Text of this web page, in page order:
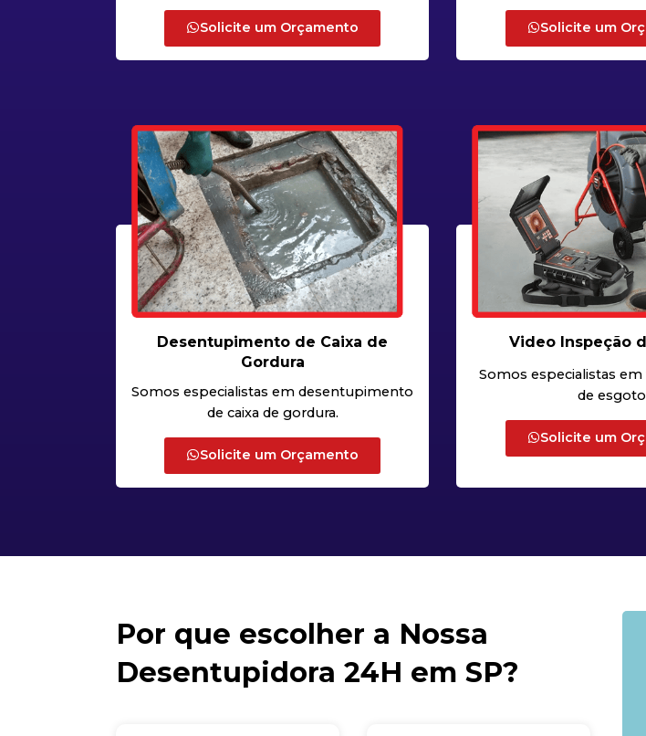
Solicite um Orçamento Solicite um
Desentupimento de Caixa de
Gordura
Somos especialistas em desentupimento
de caixa de gordura.
Solicite um Orçamento
Video Inspeção
Somos especialistas
de
Solicite um
Por que escolher a Nossa
Desentupidora 24H em SP?